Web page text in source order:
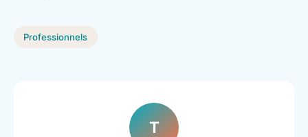
Professionnels
T